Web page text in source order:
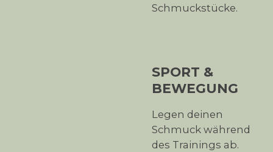
Schmuckstücke.
SPORT &
BEWEGUNG
Legen deinen
Schmuck während
des Trainings ab.